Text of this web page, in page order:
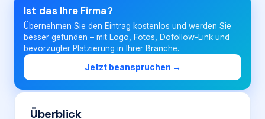
Firma eintragen
Ist das Ihre Firma?
Übernehmen Sie den Eintrag kostenlos und werden Sie
besser gefunden – mit Logo, Fotos, Dofollow-Link und
bevorzugter Platzierung in Ihrer Branche.
Jetzt beanspruchen →
Überblick